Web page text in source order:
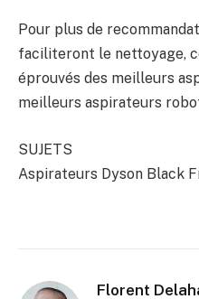
Pour plus de
faciliteront le nettoyage,
éprouvés des meilleurs
meilleurs aspirateurs
SUJETS
Aspirateurs Dyson Black
Florent